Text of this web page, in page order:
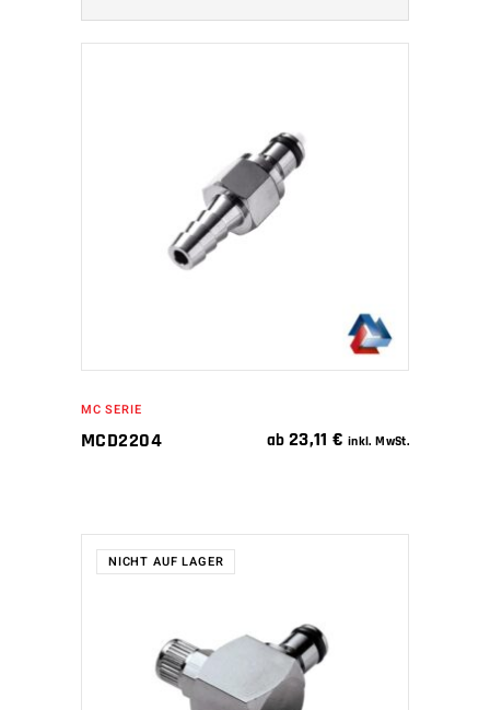
IN DEN WARENKORB
MC SERIE
MCD2204 ab 23,11€ inkl. MwSt.
NICHT AUF LAGER
WEITERLESEN